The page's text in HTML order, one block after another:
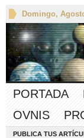
Domingo,
PORTADA
OVNIS
PUBLICA TUS